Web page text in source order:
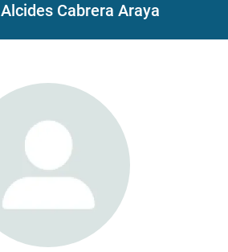
Cabrera Araya